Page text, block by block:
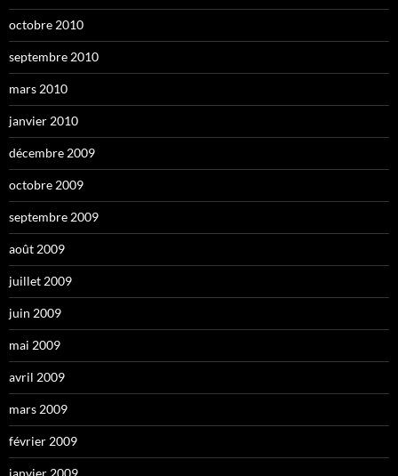
octobre 2010
septembre 2010
mars 2010
janvier 2010
décembre 2009
octobre 2009
septembre 2009
août 2009
juillet 2009
juin 2009
mai 2009
avril 2009
mars 2009
février 2009
janvier 2009